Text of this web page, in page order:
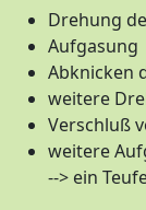
Drehung
Aufgasung
Abknicken
weitere
Verschluß
weitere
--> ein